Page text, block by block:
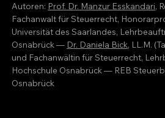
Autoren: Prof. Dr. Manzur Esskandari,
Fachanwalt für Steuerrecht,
Universität des Saarlandes,
Osnabrück — Dr. Daniela Bick, LL.M.
und Fachanwältin für Steuerrecht,
Hochschule Osnabrück — REB
Osnabrück